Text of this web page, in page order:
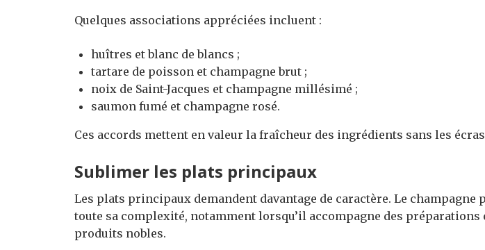
Quelques associations appréciées incluent :
huîtres et blanc de blancs ;
tartare de poisson et champagne brut ;
noix de Saint-Jacques et champagne millésimé ;
saumon fumé et champagne rosé.
Ces accords mettent en valeur la fraîcheur des ingrédients sans les
Sublimer les plats principaux
Les plats principaux demandent davantage de caractère. Le champagne
toute sa complexité, notamment lorsqu’il accompagne des préparations
produits nobles.